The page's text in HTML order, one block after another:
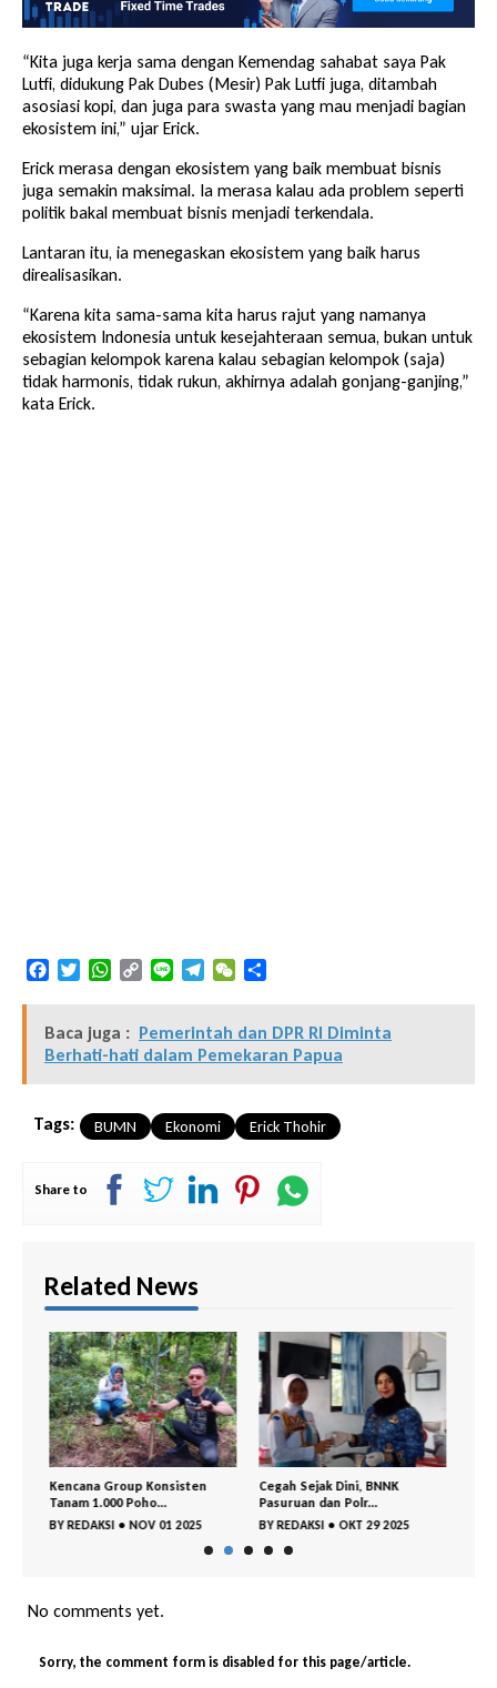
“Kita juga kerja sama dengan Kemendag sahabat saya Pak
Lutfi, didukung Pak Dubes (Mesir) Pak Lutfi juga, ditambah
asosiasi kopi, dan juga para swasta yang mau menjadi bagian
ekosistem ini,” ujar Erick.
Erick merasa dengan ekosistem yang baik membuat bisnis
juga semakin maksimal. Ia merasa kalau ada problem seperti
politik bakal membuat bisnis menjadi terkendala.
Lantaran itu, ia menegaskan ekosistem yang baik harus
direalisasikan.
“Karena kita sama-sama kita harus rajut yang namanya
ekosistem Indonesia untuk kesejahteraan semua, bukan untuk
sebagian kelompok karena kalau sebagian kelompok (saja)
tidak harmonis, tidak rukun, akhirnya adalah gonjang-ganjing,”
kata Erick.
FacebookTwitterWhatsApp
Copy
Line TelegramWeChat
Baca juga : Pemerintah dan DPR RI Diminta
Berhati-hati dalam Pemekaran Papua
Tags: BUMN Ekonomi Erick Thohir
Share to
Related News
Kencana Group Konsisten
Tanam 1.000 Poho...
BYREDAKSI •NOV 01 2025
Cegah Sejak Dini, BNNK
Pasuruan dan Polr...
BYREDAKSI •OKT 29 2025
No comments yet.
Sorry, the comment form is disabled for this page/article.